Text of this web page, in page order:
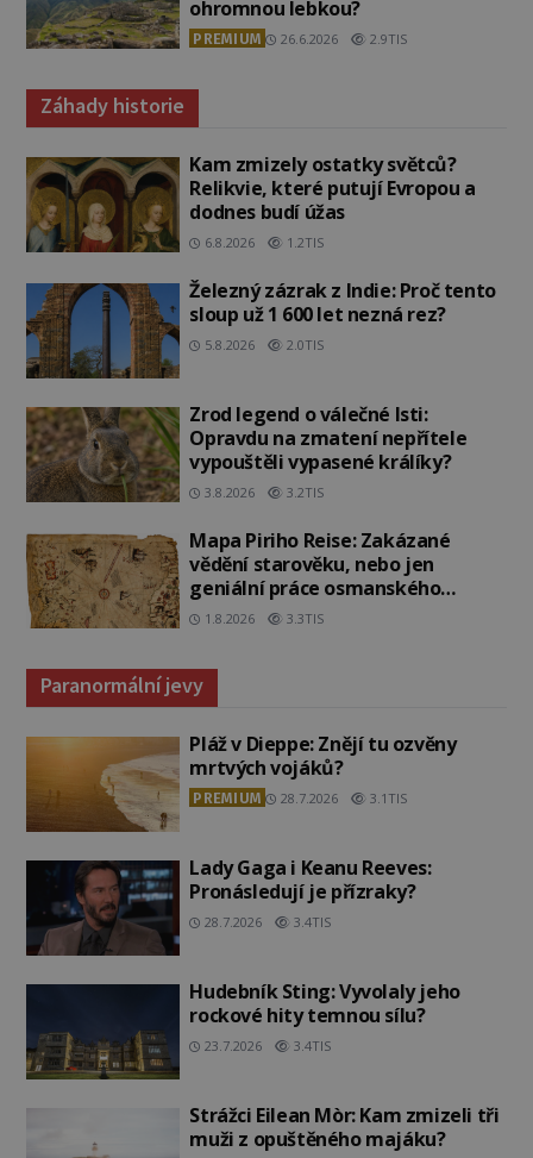
ohromnou lebkou?
PREMIUM 26.6.2026 2.9TIS
Záhady historie
Kam zmizely ostatky světců?
Relikvie, které putují Evropou a
dodnes budí úžas
6.8.2026 1.2TIS
Železný zázrak z Indie: Proč tento
sloup už 1 600 let nezná rez?
5.8.2026 2.0TIS
Zrod legend o válečné lsti:
Opravdu na zmatení nepřítele
vypouštěli vypasené králíky?
3.8.2026 3.2TIS
Mapa Piriho Reise: Zakázané
vědění starověku, nebo jen
geniální práce osmanského
admirála?
1.8.2026 3.3TIS
Paranormální jevy
Pláž v Dieppe: Znějí tu ozvěny
mrtvých vojáků?
PREMIUM 28.7.2026 3.1TIS
Lady Gaga i Keanu Reeves:
Pronásledují je přízraky?
28.7.2026 3.4TIS
Hudebník Sting: Vyvolaly jeho
rockové hity temnou sílu?
23.7.2026 3.4TIS
Strážci Eilean Mòr: Kam zmizeli tři
muži z opuštěného majáku?